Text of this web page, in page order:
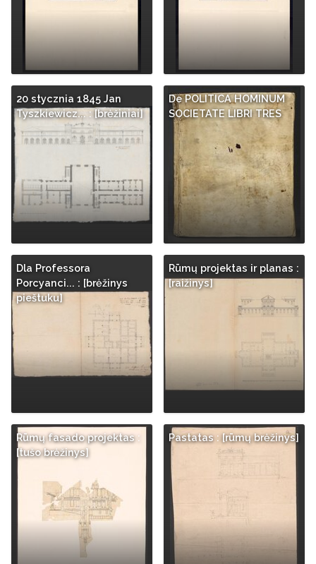
20 stycznia 1845 Jan
Tyszkiewicz... : [brėžiniai]
De POLITICA HOMINUM
SOCIETATE LIBRI TRES
Dla Professora
Porcyanci... : [brėžinys
pieštuku]
Rūmų projektas ir planas :
[raižinys]
Rūmų fasado projektas :
[tušo brėžinys]
Pastatas : [rūmų brėžinys]